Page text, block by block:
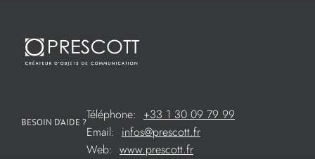
BESOIN D’AIDE ?Téléphone: +33 1 30 09 79 99
Email: infos@prescott.fr
Web: www.prescott.fr